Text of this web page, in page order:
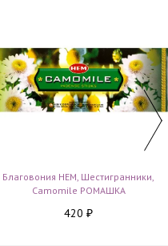
Благовония HEM, Шестигранники,
Camomile РОМАШКА
420 ₽